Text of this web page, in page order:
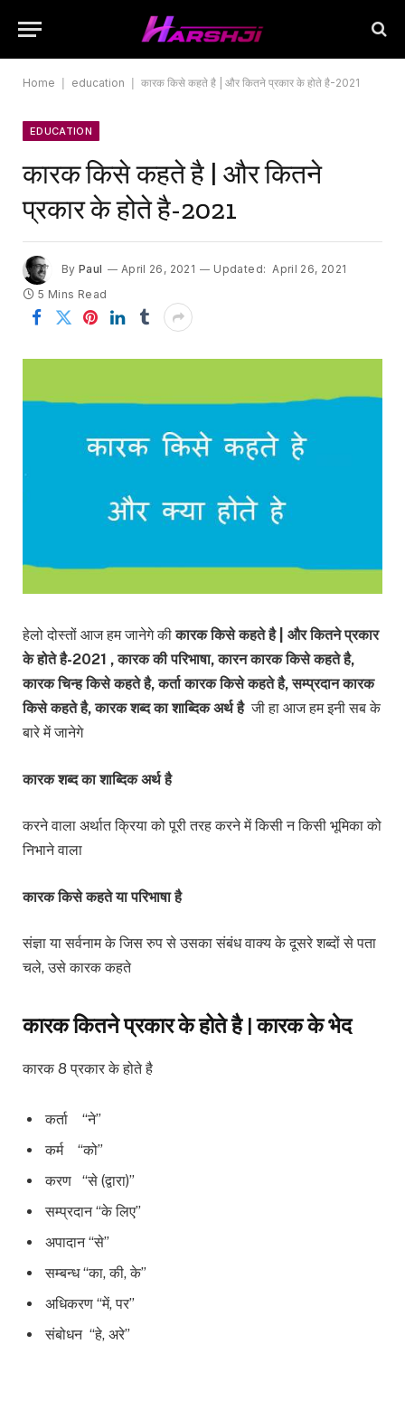
Home education कारक किसे कहते है | और कितने प्रकार के होते है-2021
EDUCATION
कारक किसे कहते है | और कितने
प्रकार के होते है-2021
By Paul April 26, 2021 Updated: April 26, 2021
5 Mins Read
हेलो दोस्तों आज हम जानेगे कीकारक किसे कहते है | और कितने प्रकार
के होते है-2021 , कारक की परिभाषा, कारन कारक किसे कहते है,
कारक चिन्ह किसे कहते है, कर्ता कारक किसे कहते है, सम्प्रदान कारक
किसे कहते है, कारक शब्द का शाब्दिक अर्थ हैजी हा आज हम इनी सब के
बारे में जानेगे
कारक शब्द का शाब्दिक अर्थ है
करने वाला अर्थात क्रिया को पूरी तरह करने में किसी न किसी भूमिका को
निभाने वाला
कारक किसे कहते या परिभाषा है
संज्ञा या सर्वनाम के जिस रुप से उसका संबंध वाक्य के दूसरे शब्दों से पता
चले, उसे कारक कहते
कारक कितने प्रकार के होते है | कारक के भेद
कारक 8 प्रकार के होते है
कर्ता “ने”
कर्म “को”
करण “से (द्वारा)”
सम्प्रदान “के लिए”
अपादान “से”
सम्बन्ध “का, की, के”
अधिकरण “में, पर”
संबोधन “हे, अरे”